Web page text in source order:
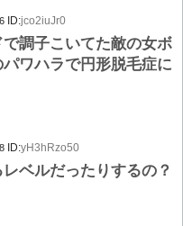
ID:jco2iuJr0
調子こいてた敵の女ボ
ワハラで円形脱毛症に
ID:yH3hRzo50
ベルだったりするの？